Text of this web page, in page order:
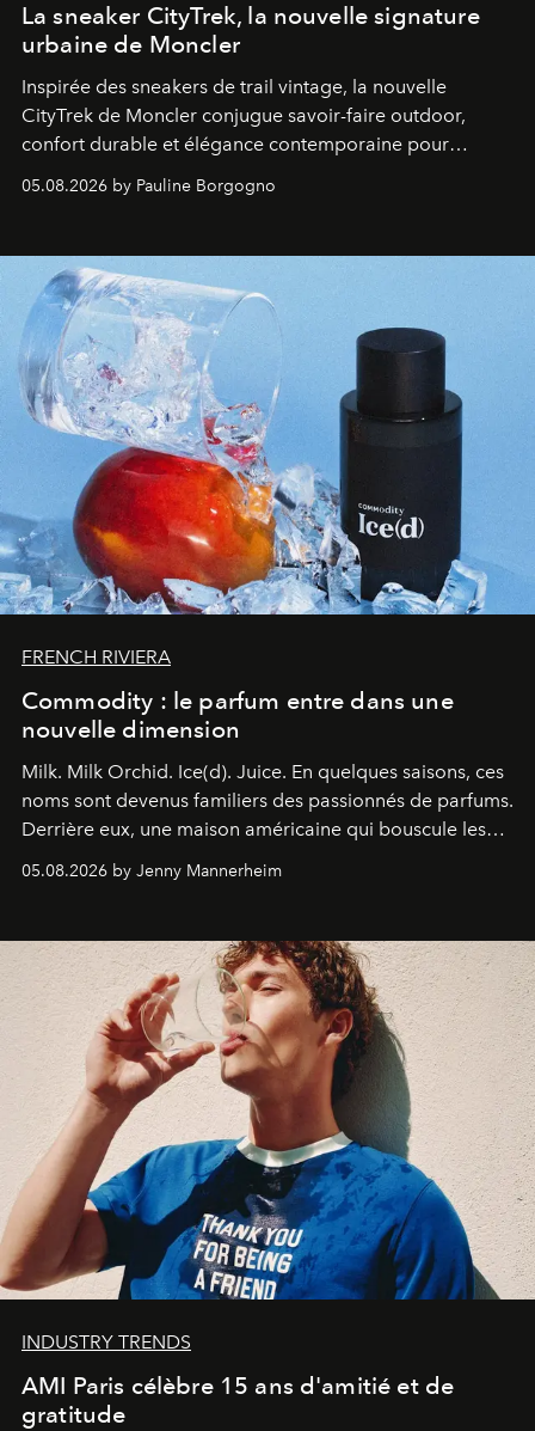
La sneaker CityTrek, la nouvelle signature
urbaine de Moncler
Inspirée des sneakers de trail vintage, la nouvelle
CityTrek de Moncler conjugue savoir-faire outdoor,
confort durable et élégance contemporaine pour
accompagner les explorations du quotidien.
05.08.2026 by Pauline Borgogno
FRENCH RIVIERA
Commodity : le parfum entre dans une
nouvelle dimension
Milk. Milk Orchid. Ice(d). Juice. En quelques saisons, ces
noms sont devenus familiers des passionnés de parfums.
Derrière eux, une maison américaine qui bouscule les
codes de la parfumerie contemporaine en proposant
une approche aussi intuitive que personnelle :
05.08.2026 by Jenny Mannerheim
INDUSTRY TRENDS
AMI Paris célèbre 15 ans d'amitié et de
gratitude